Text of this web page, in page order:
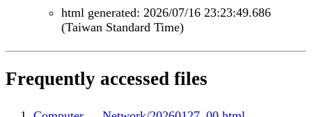
html generated: 2026/07/16 23:23:49.686
(Taiwan Standard Time)
Frequently accessed files